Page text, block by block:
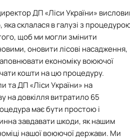
ДП «Ліси України»
склалася в галузі з
щоб ми могли змінити
оновити лісові насадження,
економіку воюючої
кошти на цю процедуру.
таДП «Ліси України» на
на довкілля витратило 65
має бути простою і
завдавати шкоди, як нашим
нашої воюючої держави. Ми